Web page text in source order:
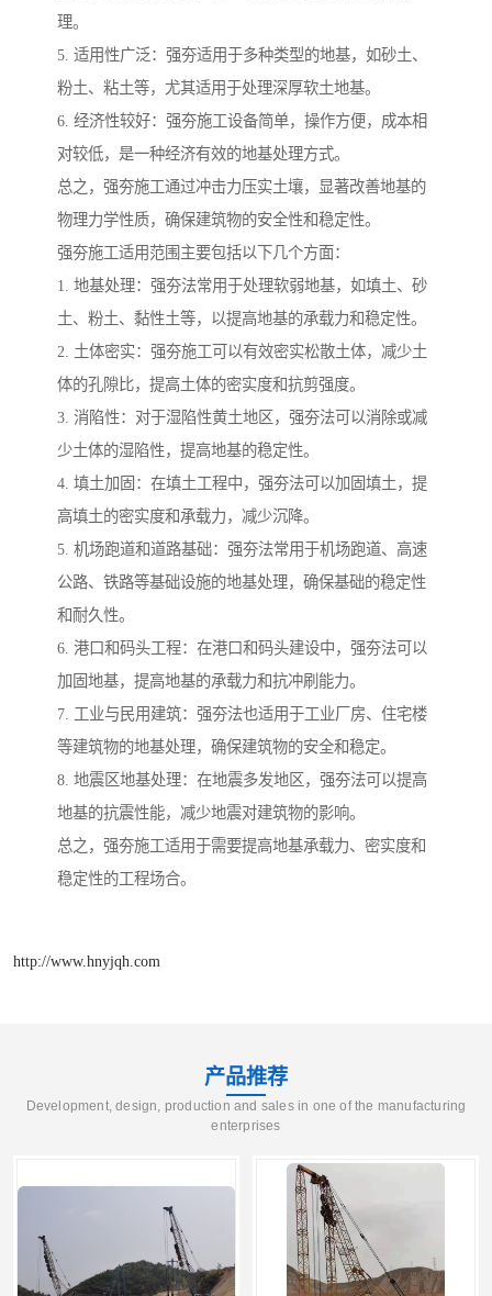
理。
5. 适用性广泛：强夯适用于多种类型的地基，如砂土、
粉土、粘土等，尤其适用于处理深厚软土地基。
6. 经济性较好：强夯施工设备简单，操作方便，成本相
对较低，是一种经济有效的地基处理方式。
总之，强夯施工通过冲击力压实土壤，显著改善地基的
物理力学性质，确保建筑物的安全性和稳定性。
强夯施工适用范围主要包括以下几个方面：
1. 地基处理：强夯法常用于处理软弱地基，如填土、砂
土、粉土、黏性土等，以提高地基的承载力和稳定性。
2. 土体密实：强夯施工可以有效密实松散土体，减少土
体的孔隙比，提高土体的密实度和抗剪强度。
3. 消陷性：对于湿陷性黄土地区，强夯法可以消除或减
少土体的湿陷性，提高地基的稳定性。
4. 填土加固：在填土工程中，强夯法可以加固填土，提
高填土的密实度和承载力，减少沉降。
5. 机场跑道和道路基础：强夯法常用于机场跑道、高速
公路、铁路等基础设施的地基处理，确保基础的稳定性
和耐久性。
6. 港口和码头工程：在港口和码头建设中，强夯法可以
加固地基，提高地基的承载力和抗冲刷能力。
7. 工业与民用建筑：强夯法也适用于工业厂房、住宅楼
等建筑物的地基处理，确保建筑物的安全和稳定。
8. 地震区地基处理：在地震多发地区，强夯法可以提高
地基的抗震性能，减少地震对建筑物的影响。
总之，强夯施工适用于需要提高地基承载力、密实度和
稳定性的工程场合。
http://www.hnyjqh.com
产品推荐
Development, design, production and sales in one of the manufacturing
enterprises